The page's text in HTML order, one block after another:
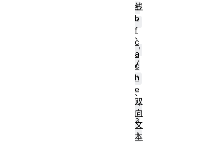
:
'
、
'
/
'
、
'
?
'
线
b
f
c
a
c
h
e
双
向
文
本